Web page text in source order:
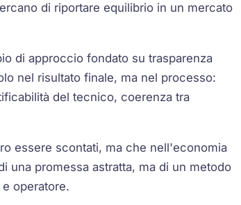
di riportare equilibrio in un mercato
di approccio fondato su trasparenza
nel risultato finale, ma nel processo:
del tecnico, coerenza tra
essere scontati, ma che nell'economia
una promessa astratta, ma di un metodo
operatore.